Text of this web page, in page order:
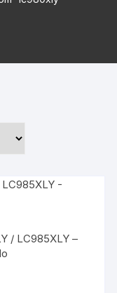
/ LC985XLY –